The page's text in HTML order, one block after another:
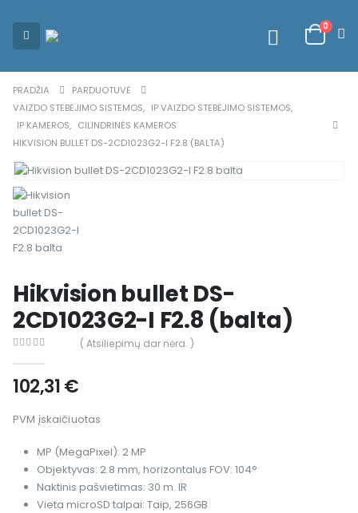
0
PRADŽIA
PARDUOTUVĖ
VAIZDO STEBĖJIMO SISTEMOS, IP VAIZDO STEBĖJIMO SISTEMOS,
IP KAMEROS, CILINDRINĖS KAMEROS
HIKVISION BULLET DS-2CD1023G2-I F2.8 (BALTA)
Hikvision bullet DS-
2CD1023G2-I F2.8 (balta)
( Atsiliepimų dar nėra. )
102,31€
PVM įskaičiuotas
MP (MegaPixel): 2 MP
Objektyvas: 2.8 mm, horizontalus FOV: 104°
Naktinis pašvietimas: 30 m. IR
Vieta microSD talpai: Taip, 256GB